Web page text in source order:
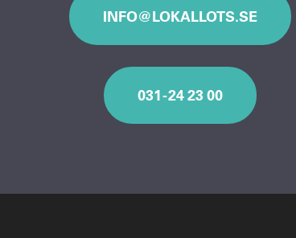
INFO@LOKALLOTS.SE
031 - 24 23 00